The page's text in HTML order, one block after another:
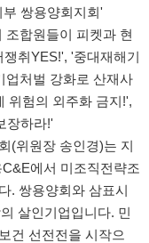
쌍용양회지회'
합원들이 피켓과 현
취YES!', '중대재해기
업처벌 강화로 산재사
위험의 외주화 금지!',
장하라!'
(위원장 송인경)는 지
에서 미조직전략조
. 쌍용양회와 삼표시
살인기업입니다. 민
건 선전전을 시작으